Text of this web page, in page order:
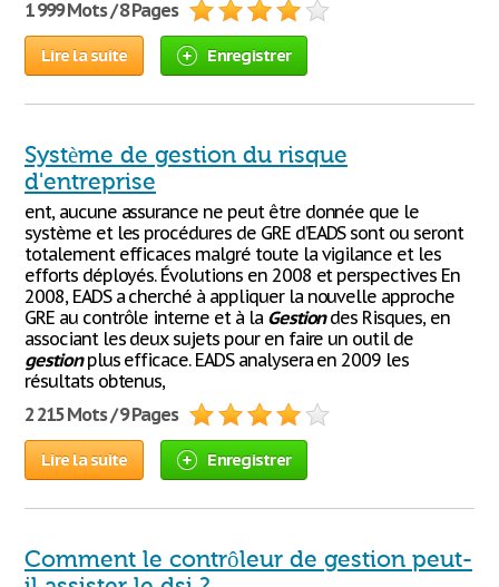
1 999 Mots / 8 Pages
Lire la suite Enregistrer
Système de gestion du risque
d'entreprise
ent, aucune assurance ne peut être donnée que le
système et les procédures de GRE d’EADS sont ou seront
totalement efficaces malgré toute la vigilance et les
efforts déployés. Évolutions en 2008 et perspectives En
2008, EADS a cherché à appliquer la nouvelle approche
GRE au contrôle interne et à la Gestiondes Risques, en
associant les deux sujets pour en faire un outil de
gestionplus efficace. EADS analysera en 2009 les
résultats obtenus,
2 215 Mots / 9 Pages
Lire la suite Enregistrer
Comment le contrôleur de gestion peut-